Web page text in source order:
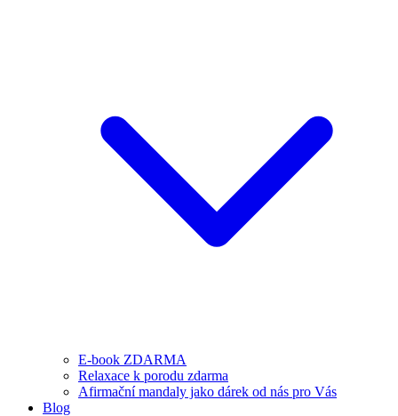
E-book ZDARMA
Relaxace k porodu zdarma
Afirmační mandaly jako dárek od nás pro Vás
Blog